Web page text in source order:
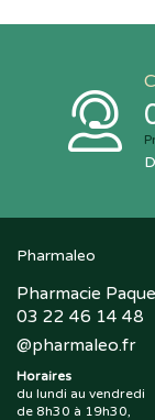
Pharmaleo
Pharmacie Paque
03 22 46 14 48
@pharmaleo.fr
Horaires
du lundi au vendredi
de 8h30 à 19h30,